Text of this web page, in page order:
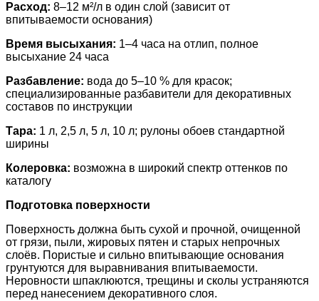
Расход: 8–12 м²/л в один слой (зависит от
впитываемости основания)
Время высыхания: 1–4 часа на отлип, полное
высыхание 24 часа
Разбавление: вода до 5–10 % для красок;
специализированные разбавители для декоративных
составов по инструкции
Тара: 1 л, 2,5 л, 5 л, 10 л; рулоны обоев стандартной
ширины
Колеровка: возможна в широкий спектр оттенков по
каталогу
Подготовка поверхности
Поверхность должна быть сухой и прочной, очищенной
от грязи, пыли, жировых пятен и старых непрочных
слоёв. Пористые и сильно впитывающие основания
грунтуются для выравнивания впитываемости.
Неровности шпаклюются, трещины и сколы устраняются
перед нанесением декоративного слоя.